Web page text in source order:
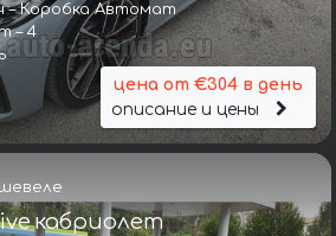
– Коробка Автомат
– 4
цена от €304 в день
описание и цены
кабриолет